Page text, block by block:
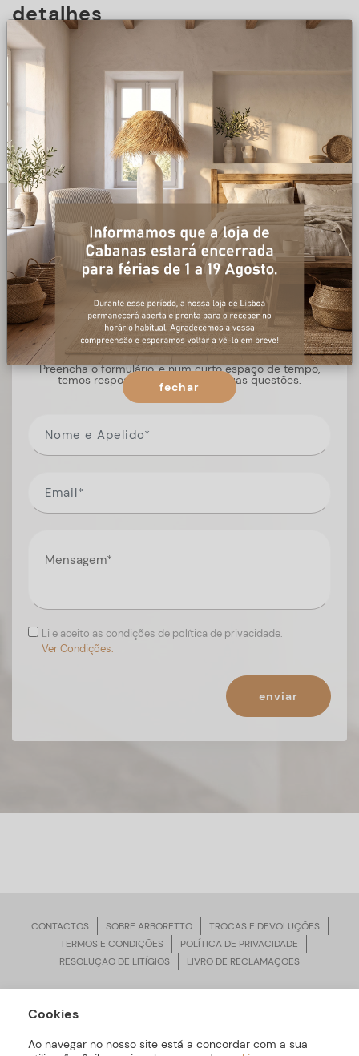
detalhes
DESCRIÇÃO
+ informações
Preencha o formulário, e num curto espaço de tempo,
temos respostas para todas as suas questões.
Li e aceito as condições de política de privacidade.
Ver Condições.
enviar
CONTACTOS SOBRE ARBORETTO
TROCAS E DEVOLUÇÕES
TERMOS E CONDIÇÕES
POLÍTICA DE PRIVACIDADE
RESOLUÇÃO DE LITÍGIOS
LIVRO DE RECLAMAÇÕES
ARBORETTO © Todos os Direitos Reservados | Desenvolvido por
Cookies
Ao navegar no nosso site está a concordar com a sua
fechar